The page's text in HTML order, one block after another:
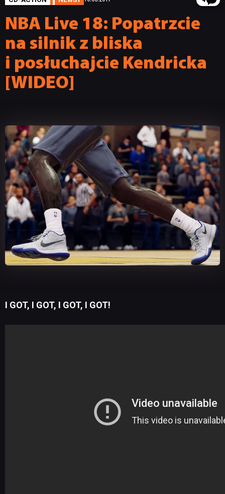
NBA Live 18: Popatrzcie
na silnik z bliska
i posłuchajcie Kendricka
[WIDEO]
I GOT, I GOT, I GOT, I GOT!